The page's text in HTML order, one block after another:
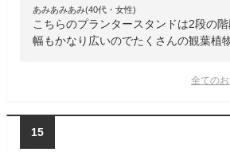
あみあみあみ(40代・女性)
こちらのプランタースタンドは2段の
幅もかなり広いのでたくさんの観葉植
全ての
15